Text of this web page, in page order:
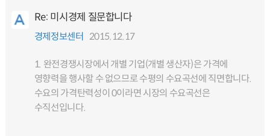
Re: 미시경제 질문합니다
경제정보센터 2015.12.17
1. 완전경쟁시장에서 개별 기업(개별 생산자)은 가격에
영향력을 행사할 수 없으므로 수평의 수요곡선에 직면합니다.
수요의 가격탄력성이 0이라면 시장의 수요곡선은
수직선입니다.